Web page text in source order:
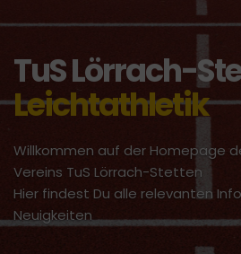
TuS Lörrach-
Leichtathletik
Willkommen auf der Homepage
Vereins TuS Lörrach-Stetten
Hier findest Du alle relevanten
Neuigkeiten